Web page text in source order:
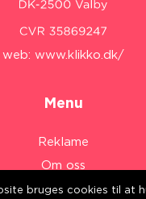
web: www.klikko.dk/
Menu
Reklame
Om oss
Cookies
bruges cookies til at